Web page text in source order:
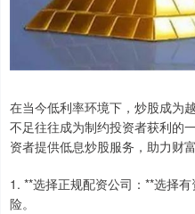
在当今低利率环境下，炒股成为
不足往往成为制约投资者获利的
资者提供低息炒股服务，助力财富
1. **选择正规配资公司：**选择
险。